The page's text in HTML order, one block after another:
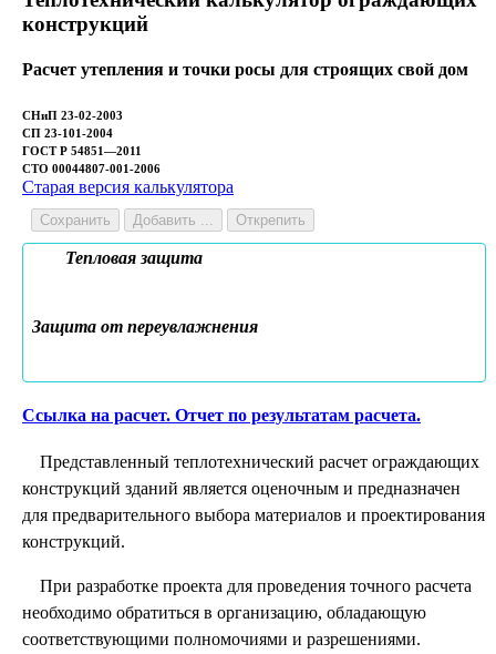
конструкций
Расчет утепления и точки росы для строящих свой дом
СНиП 23-02-2003
СП 23-101-2004
ГОСТ Р 54851—2011
СТО 00044807-001-2006
Старая версия калькулятора
Сохранить Добавить ... Открепить
Тепловая защита
Защита от переувлажнения
Ссылка на расчет. Отчет по результатам расчета.
Представленный теплотехнический расчет ограждающих
конструкций зданий является оценочным и предназначен
для предварительного выбора материалов и проектирования
конструкций.
При разработке проекта для проведения точного расчета
необходимо обратиться в организацию, обладающую
соответствующими полномочиями и разрешениями.